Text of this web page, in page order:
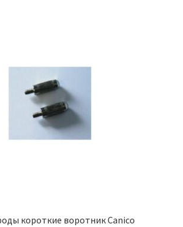
короткие воротник Canico